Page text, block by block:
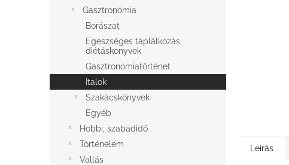
Gasztronómia
Borászat
Egészséges táplálkozás,
diétáskönyvek
Gasztronómiatörténet
Italok
Szakácskönyvek
Egyéb
Hobbi, szabadidő
Történelem
Vallás
Leírás